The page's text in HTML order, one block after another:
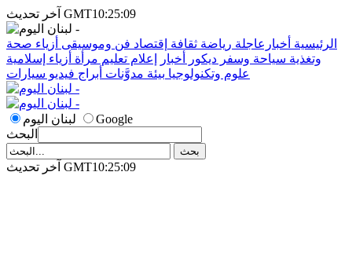
آخر تحديث GMT10:25:09
الرئيسية أخبارعاجلة رياضة ثقافة إقتصاد فن وموسيقى أزياء صحة
وتغذية سياحة وسفر ديكور أخبار إعلام تعليم مرأة أزياء إسلامية
علوم وتكنولوجيا بيئة مدوَّنات أبراج فيديو سيارات
لبنان اليوم
Google
البحث
آخر تحديث GMT10:25:09